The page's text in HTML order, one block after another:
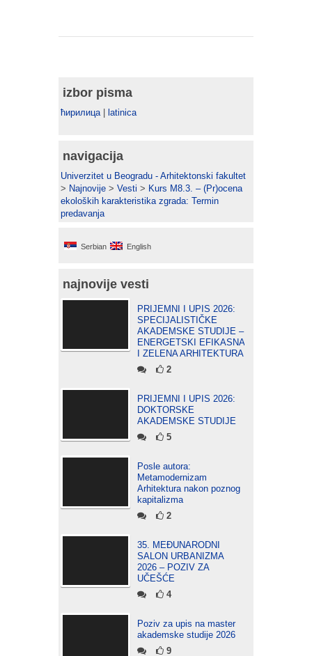
izbor pisma
ћирилица| latinica
navigacija
Univerzitet u Beogradu - Arhitektonski fakultet
> Najnovije > Vesti > Kurs M8.3. – (Pr)ocena
ekoloških karakteristika zgrada: Termin
predavanja
Serbian English
najnovije vesti
PRIJEMNI I UPIS 2026:
SPECIJALISTIČKE
AKADEMSKE STUDIJE –
ENERGETSKI EFIKASNA
I ZELENA ARHITEKTURA
2
PRIJEMNI I UPIS 2026:
DOKTORSKE
AKADEMSKE STUDIJE
5
Posle autora:
Metamodernizam
Arhitektura nakon poznog
kapitalizma
2
35. MEĐUNARODNI
SALON URBANIZMA
2026 – POZIV ZA
UČEŠĆE
4
Poziv za upis na master
akademske studije 2026
9